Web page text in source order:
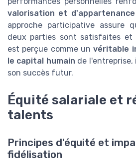
valorisation et d'appartenance
approche participative assure
deux parties sont satisfaites et
est perçue comme unvéritable
le capital humain de
son succès futur.
Équité salariale et
talents
Principes d'équité et
fidélisation